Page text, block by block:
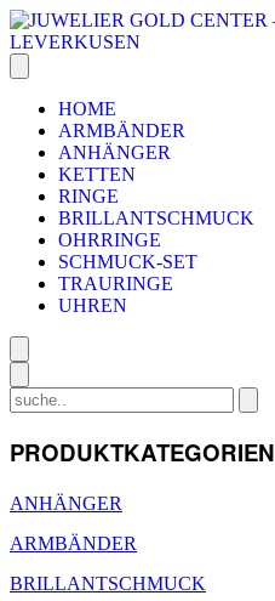
HOME
ARMBÄNDER
ANHÄNGER
KETTEN
RINGE
BRILLANTSCHMUCK
OHRRINGE
SCHMUCK-SET
TRAURINGE
UHREN
PRODUKTKATEGORIEN
ANHÄNGER
ARMBÄNDER
BRILLANTSCHMUCK